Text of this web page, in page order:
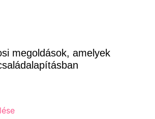
megoldások, amelyek